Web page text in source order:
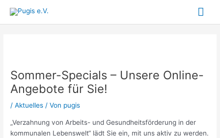
Inhalt
springen
Sommer-Specials – Unsere Online-
Angebote für Sie!
/Aktuelles / Von pugis
„Verzahnung von Arbeits- und Gesundheitsförderung in der
kommunalen Lebenswelt“ lädt Sie ein, mit uns aktiv zu werden.